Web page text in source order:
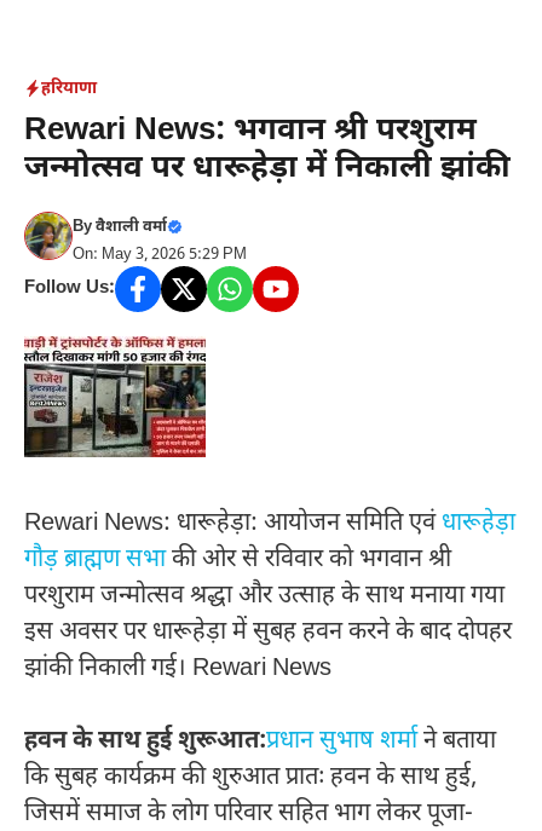
content
हरियाणा
Rewari News: भगवान श्री परशुराम
जन्मोत्सव पर धारूहेड़ा में ​निकाली झांकी
Byवैशाली वर्मा
On: May 3, 2026 5:29 PM
Follow Us:
Rewari News: धारूहेड़ा: आयोजन समिति एवंधारूहेड़ा
गौड़ ब्राह्मण सभाकी ओर से रविवार को भगवान श्री
परशुराम जन्मोत्सव श्रद्धा और उत्साह के साथ मनाया गया
इस अवसर पर धारूहेड़ा में सुबह हवन करने के बाद दोपहर
झांकी निकाली गई। Rewari News
हवन के साथ हुई शुरूआत:प्रधान सुभाष शर्माने बताया
कि सुबह कार्यक्रम की शुरुआत प्रातः हवन के साथ हुई,
जिसमें समाज के लोग परिवार सहित भाग लेकर पूजा-